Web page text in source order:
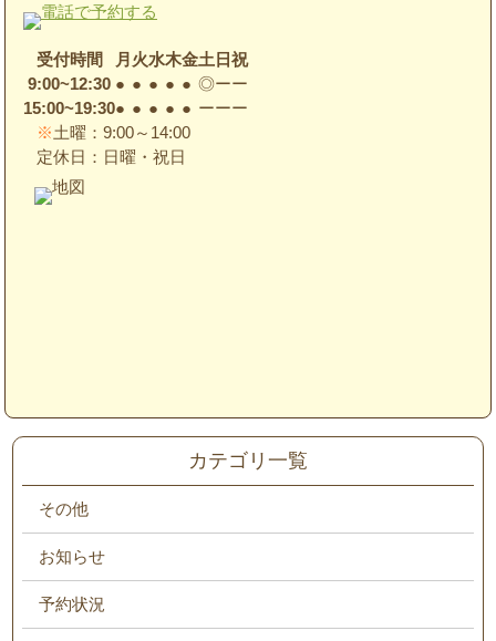
受付時間 月 火水木金土 日祝
9:00~12:30 ● ● ● ● ● ◎ーー
15:00~19:30● ● ● ● ● ーーー
※土曜：9:00～14:00
定休日：日曜・祝日
カテゴリ一覧
その他
お知らせ
予約状況